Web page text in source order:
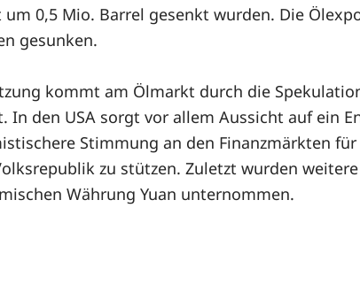
0,5 Mio. Barrel gesenkt wurden. Die
gesunken.
kommt am Ölmarkt durch die
In den USA sorgt vor allem Aussicht auf ein
Stimmung an den Finanzmärkten
zu stützen. Zuletzt wurden
Währung Yuan unternommen.